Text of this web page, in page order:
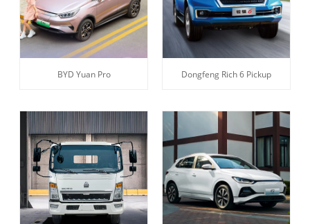
BYD Yuan Pro Dongfeng Rich 6 Pickup